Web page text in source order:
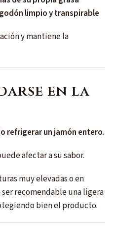
limpio y transpirable
y mantiene la
en la
refrigerar un jamón entero.
afectar a su sabor.
muy elevadas o en
recomendable una ligera
bien el producto.